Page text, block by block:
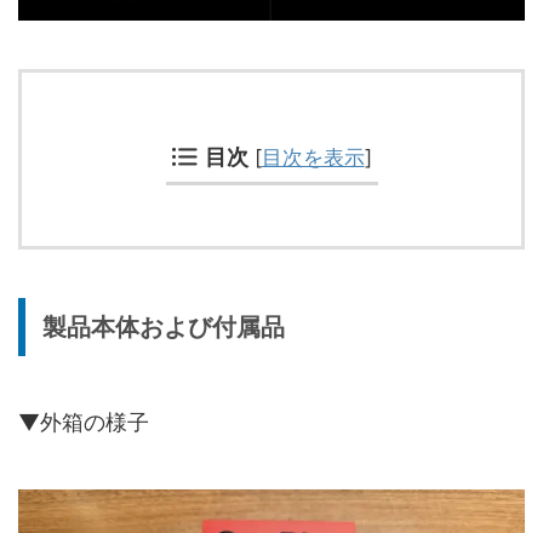
目次 [目次を表示]
製品本体および付属品
▼外箱の様子